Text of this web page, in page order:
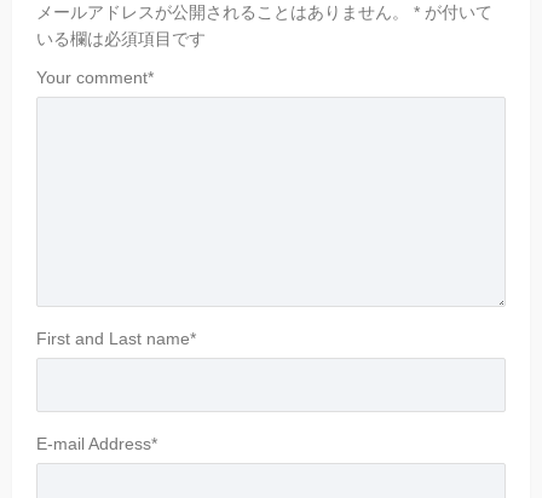
メールアドレスが公開されることはありません。 * が付いて
いる欄は必須項目です
Your comment*
First and Last name*
E-mail Address*